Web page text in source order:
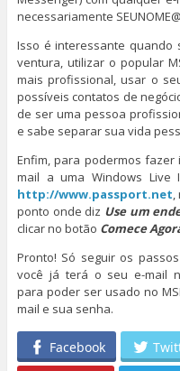
necessariamente
Isso é interessante
ventura, utilizar o popular
mais profissional, usar o
possíveis contatos de
de ser uma pessoa
e sabe separar sua vida
Enfim, para podermos
mail a uma Windows Live
http://www.passport.net,
ponto onde diz Use um
clicar no botão Comece
Pronto! Só seguir os
você já terá o seu e-mail
para poder ser usado no
mail e sua senha.
Facebook